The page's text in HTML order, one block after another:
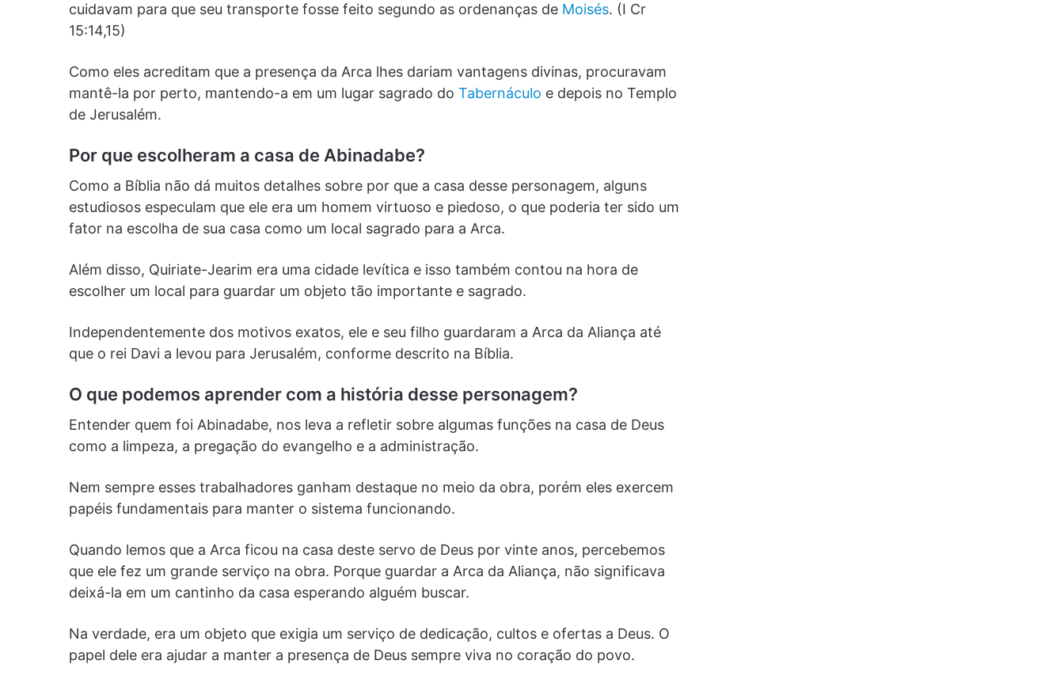
cuidavam para que seu transporte fosse feito segundo as ordenanças de Moisés. (I Cr
15:14,15)
Como eles acreditam que a presença da Arca lhes dariam vantagens divinas, procuravam
mantê-la por perto, mantendo-a em um lugar sagrado do Tabernáculo e depois no Templo
de Jerusalém.
Por que escolheram a casa de Abinadabe?
Como a Bíblia não dá muitos detalhes sobre por que a casa desse personagem, alguns
estudiosos especulam que ele era um homem virtuoso e piedoso, o que poderia ter sido um
fator na escolha de sua casa como um local sagrado para a Arca.
Além disso, Quiriate-Jearim era uma cidade levítica e isso também contou na hora de
escolher um local para guardar um objeto tão importante e sagrado.
Independentemente dos motivos exatos, ele e seu filho guardaram a Arca da Aliança até
que o rei Davi a levou para Jerusalém, conforme descrito na Bíblia.
O que podemos aprender com a história desse personagem?
Entender quem foi Abinadabe, nos leva a refletir sobre algumas funções na casa de Deus
como a limpeza, a pregação do evangelho e a administração.
Nem sempre esses trabalhadores ganham destaque no meio da obra, porém eles exercem
papéis fundamentais para manter o sistema funcionando.
Quando lemos que a Arca ficou na casa deste servo de Deus por vinte anos, percebemos
que ele fez um grande serviço na obra. Porque guardar a Arca da Aliança, não significava
deixá-la em um cantinho da casa esperando alguém buscar.
Na verdade, era um objeto que exigia um serviço de dedicação, cultos e ofertas a Deus. O
papel dele era ajudar a manter a presença de Deus sempre viva no coração do povo.